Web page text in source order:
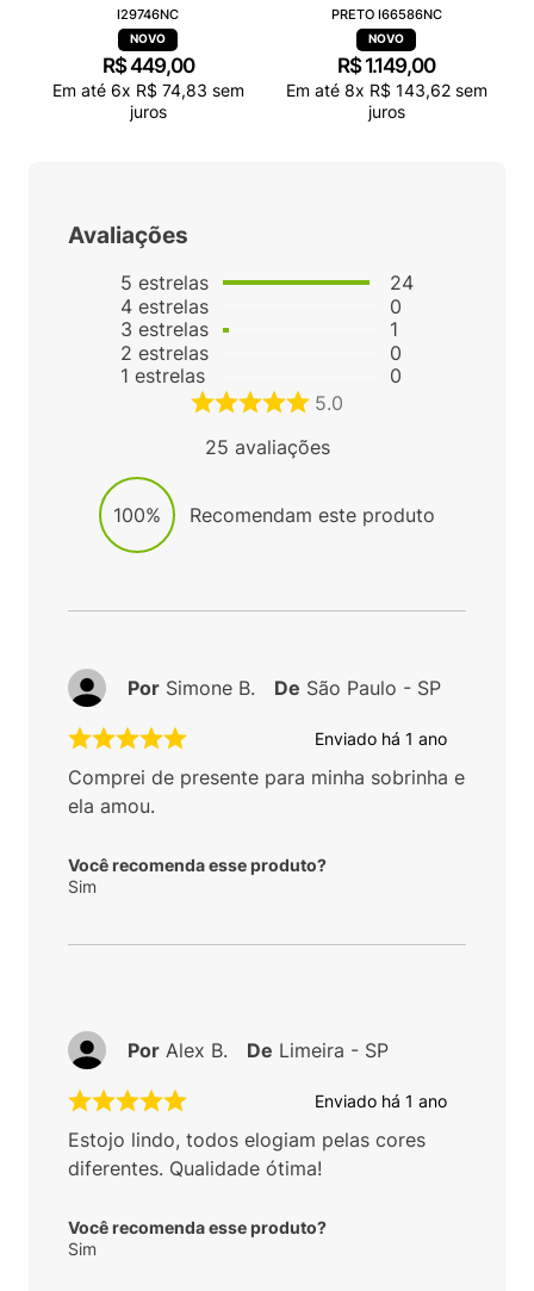
I29746NC
R$449,00
Em até 6x R$ 74,83 sem
juros
PRETO I66586NC
R$ 1.149,00
Em até 8x R$ 143,62sem
juros
Avaliações
5 estrelas
4 estrelas
3 estrelas
2 estrelas
1 estrelas
24
0
1
0
0
5.0
25 avaliações
100% Recomendam este produto
Enviado há 1 ano
Comprei de presente para minha sobrinha e
ela amou.
Você recomenda esse produto?
Sim
Por Simone B. De São Paulo - SP
Enviado há 1 ano
Estojo lindo, todos elogiam pelas cores
diferentes. Qualidade ótima!
Você recomenda esse produto?
Sim
Por Alex B. De Limeira - SP